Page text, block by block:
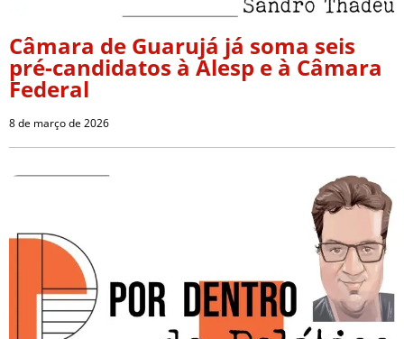
Câmara de Guarujá já soma seis
pré-candidatos à Alesp e à Câmara
Federal
8 de março de 2026